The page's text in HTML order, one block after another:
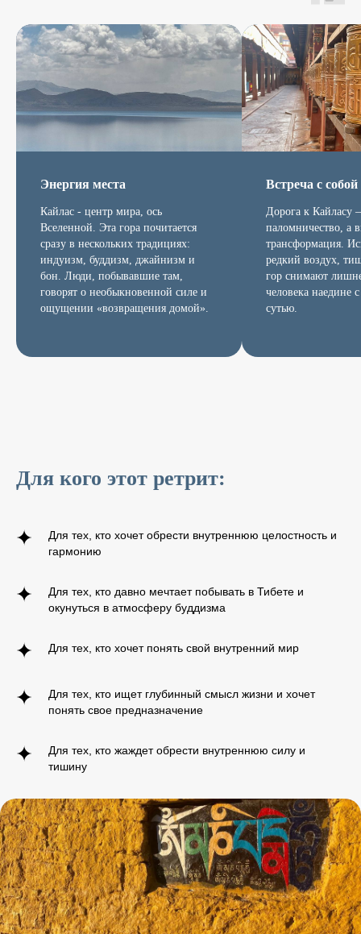
Энергия места
Кайлас - центр мира, ось
Вселенной. Эта гора почитается
сразу в нескольких традициях:
индуизм, буддизм, джайнизм и
бон. Люди, побывавшие там,
говорят о необыкновенной силе и
ощущении «возвращения домой».
Встреча с собой
Дорога к Кайласу
паломничество, а
трансформация.
редкий воздух,
гор снимают
человека наедине
сутью.
Для кого этот ретрит:
Для тех, кто хочет обрести внутреннюю целостность и
гармонию
Для тех, кто давно мечтает побывать в Тибете и
окунуться в атмосферу буддизма
Для тех, кто хочет понять свой внутренний мир
Для тех, кто ищет глубинный смысл жизни и хочет
понять свое предназначение
Для тех, кто жаждет обрести внутреннюю силу и
тишину